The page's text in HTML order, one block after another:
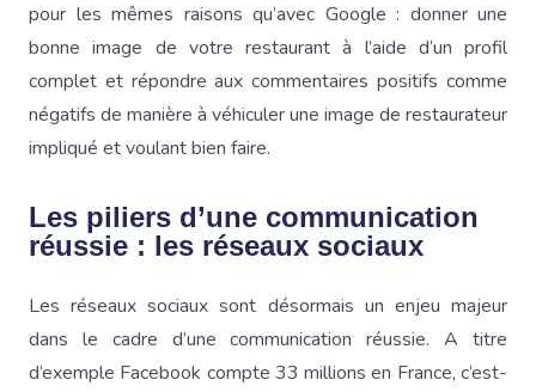
pour les mêmes raisons qu’avec Google : donner une
bonne image de votre restaurant à l’aide d’un profil
complet et répondre aux commentaires positifs comme
négatifs de manière à véhiculer une image de restaurateur
impliqué et voulant bien faire.
Les piliers d’une communication
réussie : les réseaux sociaux
Les réseaux sociaux sont désormais un enjeu majeur
dans le cadre d’une communication réussie. A titre
d’exemple Facebook compte 33 millions en France, c’est-